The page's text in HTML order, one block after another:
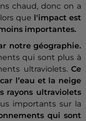
chaud, donc on a
que l'impact est
importantes.
notre géographie.
qui sont plus à
ultraviolets. Ce
l’eau et la neige
rayons ultraviolets
importants sur la
qui sont